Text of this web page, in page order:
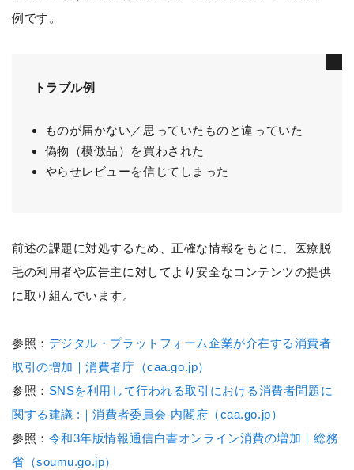
例です。
トラブル例
ものが届かない／思っていたものと違っていた
偽物（模倣品）を買わされた
やらせレビューを信じてしまった
前述の課題に対処するため、正確な情報をもとに、医療脱
毛の利用者や広告主に対してより安全なコンテンツの提供
に取り組んでいます。
参照： デジタル・プラットフォーム企業が介在する消費者
取引の増加｜消費者庁（caa.go.jp）
参照： SNSを利用して行われる取引における消費者問題に
関する建議 :｜消費者委員会-内閣府（caa.go.jp）
参照： 令和3年版情報通信白書オンライン消費の増加｜総務
省（soumu.go.jp）